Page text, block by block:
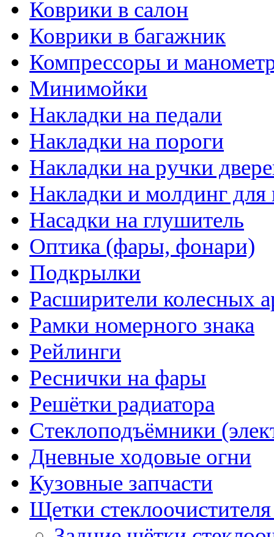
Коврики в салон
Коврики в багажник
Компрессоры и
Минимойки
Накладки на педали
Накладки на пороги
Накладки на ручки
Накладки и молдинг для
Насадки на глушитель
Оптика (фары, фонари)
Подкрылки
Расширители колесных
Рамки номерного знака
Рейлинги
Реснички на фары
Решётки радиатора
Стеклоподъёмники
Дневные ходовые огни
Кузовные запчасти
Щетки